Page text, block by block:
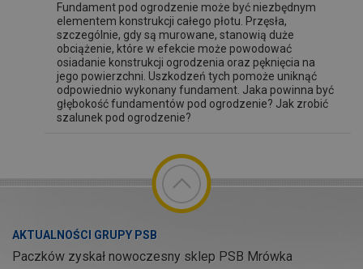
Fundament pod ogrodzenie może być niezbędnym
elementem konstrukcji całego płotu. Przęsła,
szczególnie, gdy są murowane, stanowią duże
obciążenie, które w efekcie może powodować
osiadanie konstrukcji ogrodzenia oraz pęknięcia na
jego powierzchni. Uszkodzeń tych pomoże uniknąć
odpowiednio wykonany fundament. Jaka powinna być
głębokość fundamentów pod ogrodzenie? Jak zrobić
szalunek pod ogrodzenie?
AKTUALNOŚCI GRUPY PSB
Paczków zyskał nowoczesny sklep PSB Mrówka